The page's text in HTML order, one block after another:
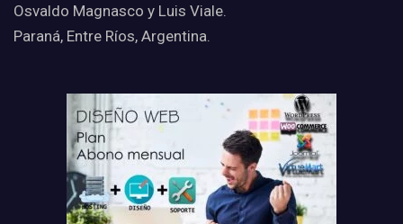
Osvaldo Magnasco y Luis Viale.
Paraná, Entre Ríos, Argentina.